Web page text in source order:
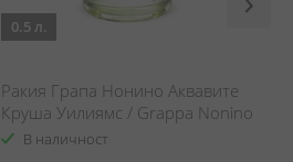
0.5 л.
Ракия Грапа Нонино Аквавите
Круша Уилиямс / Grappa Nonino
Il Pirus Acquavite Williams
В наличност